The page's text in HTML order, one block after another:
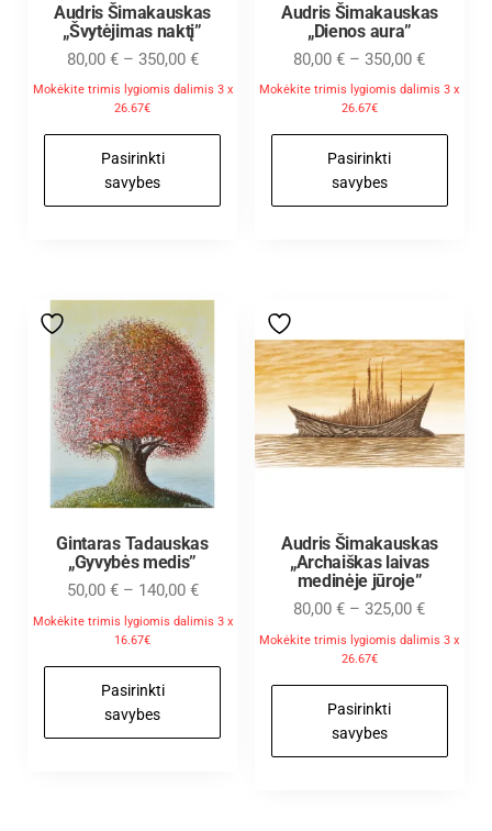
Audris Šimakauskas
„Švytėjimas naktį”
80,00 € – 350,00 €
Mokėkite trimis lygiomis dalimis 3 x
26.67€
Pasirinkti
savybes
Audris Šimakauskas
„Dienos aura”
80,00€ – 350,00€
Mokėkite trimis lygiomis dalimis 3 x
26.67€
Pasirinkti
savybes
Gintaras Tadauskas
„Gyvybės medis”
50,00 € – 140,00 €
Mokėkite trimis lygiomis dalimis 3 x
16.67€
Pasirinkti
savybes
Audris Šimakauskas
„Archaiškas laivas
medinėje jūroje”
80,00€ – 325,00€
Mokėkite trimis lygiomis dalimis 3 x
26.67€
Pasirinkti
savybes